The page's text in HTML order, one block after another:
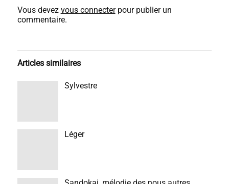
Vous devez vous connecterpour publier un
commentaire.
Articles similaires
Sylvestre
Léger